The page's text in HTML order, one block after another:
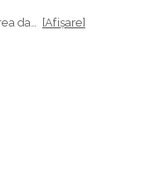
Sunt de acord cu prelucrarea datelor mele cu caracter personal în vederea plasării comenzii și creării opționale a contului, dacă s-a selectat opțiunea. Temeiul prelucrării îl reprezintă obligația contractuală, în scopul livrării produselor comandate, durata prelucrării fiind perioada termenului de prescripție de 3 ani de la plasarea comenzii. În măsura în care nu sunteți de acord cu prelucrarea datelor dvs, vă informăm că nu vom putea livra produsele comandate. Drepturile dvs. în calitate de persoană vizată sunt garantate prin [Afișare]